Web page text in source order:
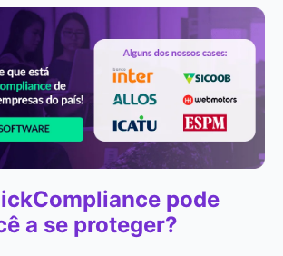
pode
a se proteger?